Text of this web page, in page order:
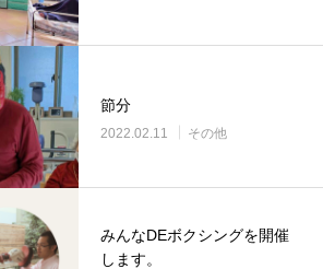
節分
2022.02.11 その他
みんなDEボクシングを開催
します。